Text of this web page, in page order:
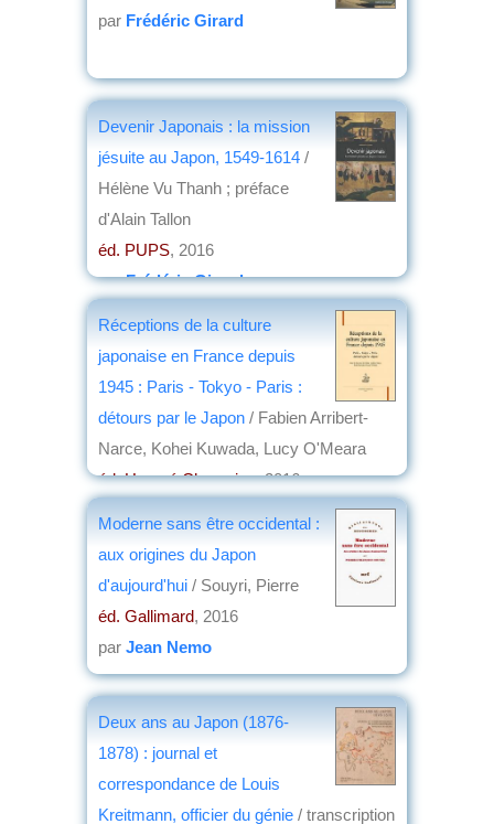
par Frédéric Girard
Devenir Japonais : la mission
jésuite au Japon, 1549-1614 /
Hélène Vu Thanh ; préface
d'Alain Tallon
éd. PUPS, 2016
parFrédéric Girard
Réceptions de la culture
japonaise en France depuis
1945 : Paris - Tokyo - Paris :
détours par le Japon / Fabien Arribert-
Narce, Kohei Kuwada, Lucy O'Meara
éd. Honoré Champion, 2016
Moderne sans être occidental :
aux origines du Japon
d'aujourd'hui / Souyri, Pierre
éd. Gallimard, 2016
par Jean Nemo
Deux ans au Japon (1876-
1878) : journal et
correspondance de Louis
Kreitmann, officier du génie / transcription